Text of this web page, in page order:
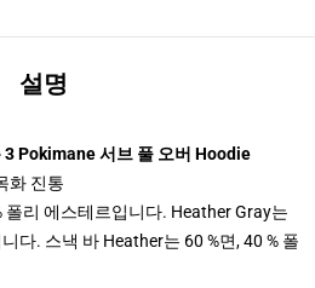
설명
Pokimane 서브 풀 오버 Hoodie
화 진통
폴리 에스테르입니다. Heather Gray는
다. 스낵 바 Heather는 60 %면, 40 % 폴